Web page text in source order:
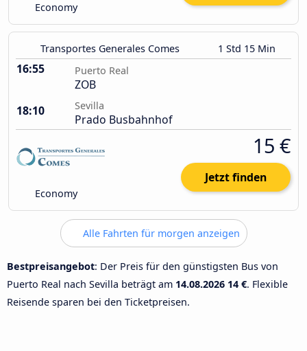
Economy
Transportes Generales Comes 1 Std 15 Min
16:55 Puerto Real
ZOB
18:10
Sevilla
Prado Busbahnhof
Economy
15 €
Jetzt finden
Alle Fahrten für morgen anzeigen
Bestpreisangebot: Der Preis für den günstigsten Bus von
Puerto Real nach Sevilla beträgt am 14.08.2026 14 €. Flexible
Reisende sparen bei den Ticketpreisen.